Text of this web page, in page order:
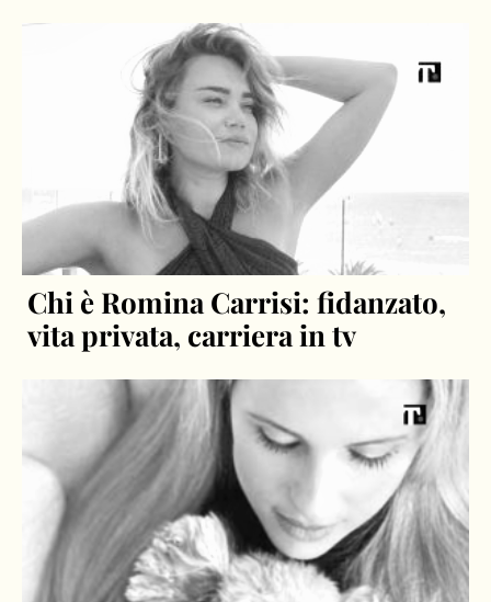
Chi è Romina Carrisi: fidanzato,
vita privata, carriera in tv